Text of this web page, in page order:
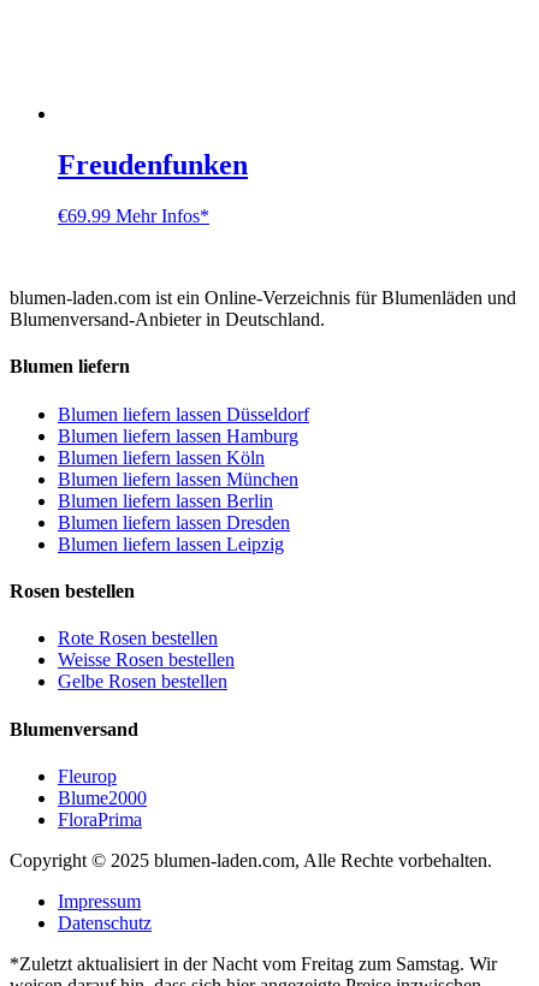
Freudenfunken
€69.99 Mehr Infos*
blumen-laden.com ist ein Online-Verzeichnis für Blumenläden und
Blumenversand-Anbieter in Deutschland.
Blumen liefern
Blumen liefern lassen Düsseldorf
Blumen liefern lassen Hamburg
Blumen liefern lassen Köln
Blumen liefern lassen München
Blumen liefern lassen Berlin
Blumen liefern lassen Dresden
Blumen liefern lassen Leipzig
Rosen bestellen
Rote Rosen bestellen
Weisse Rosen bestellen
Gelbe Rosen bestellen
Blumenversand
Fleurop
Blume2000
FloraPrima
Copyright © 2025 blumen-laden.com, Alle Rechte vorbehalten.
Impressum
Datenschutz
*Zuletzt aktualisiert in der Nacht vom Freitag zum Samstag. Wir